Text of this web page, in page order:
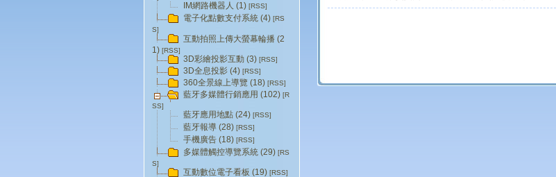
IM網路機器人 (1) [RSS]
電子化點數支付系統 (4) [RS
S]
互動拍照上傳大螢幕輪播 (2
1) [RSS]
3D彩繪投影互動 (3) [RSS]
3D全息投影 (4) [RSS]
360全景線上導覽 (18) [RSS]
藍牙多媒體行銷應用 (102) [R
SS]
藍牙應用地點 (24) [RSS]
藍牙報導 (28) [RSS]
手機廣告 (18) [RSS]
多媒體觸控導覽系統 (29) [RS
S]
互動數位電子看板 (19) [RSS]